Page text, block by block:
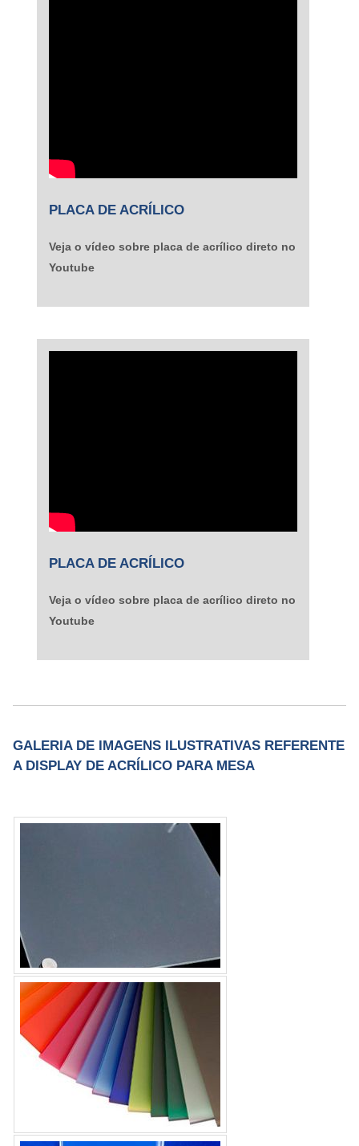
PLACA DE ACRÍLICO
Veja o vídeo sobre placa de acrílico direto no
Youtube
PLACA DE ACRÍLICO
Veja o vídeo sobre placa de acrílico direto no
Youtube
GALERIA DE IMAGENS ILUSTRATIVAS REFERENTE
A DISPLAY DE ACRÍLICO PARA MESA